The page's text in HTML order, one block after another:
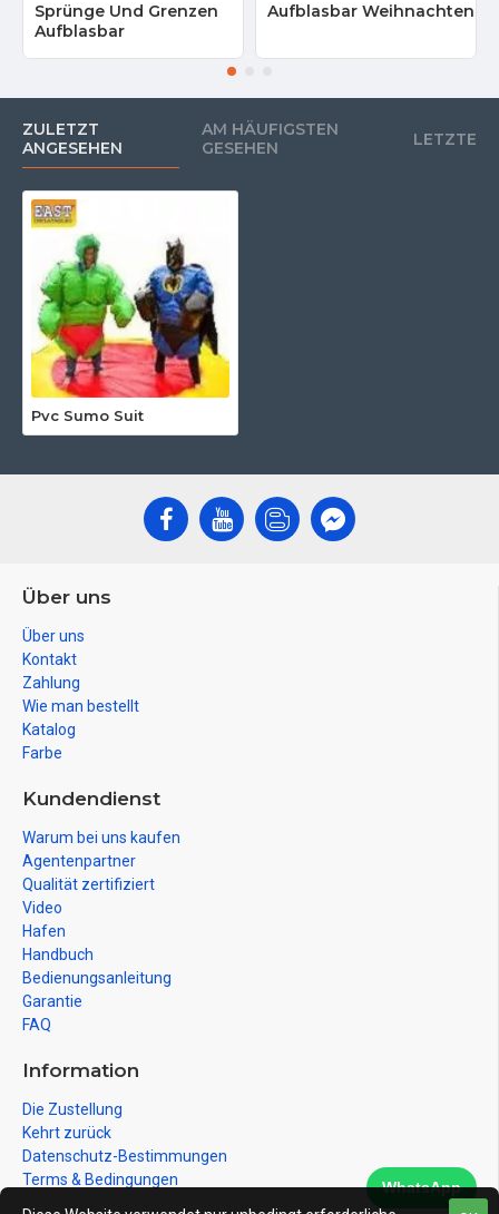
Sprünge Und Grenzen
Aufblasbar
Aufblasbar Weihnachten
ZULETZT
ANGESEHEN
AM HÄUFIGSTEN
GESEHEN
LETZTE
Pvc Sumo Suit
Über uns
Über uns
Kontakt
Zahlung
Wie man bestellt
Katalog
Farbe
Kundendienst
Warum bei uns kaufen
Agentenpartner
Qualität zertifiziert
Video
Hafen
Handbuch
Bedienungsanleitung
Garantie
FAQ
Information
Die Zustellung
Kehrt zurück
Datenschutz-Bestimmungen
Terms & Bedingungen
WhatsApp